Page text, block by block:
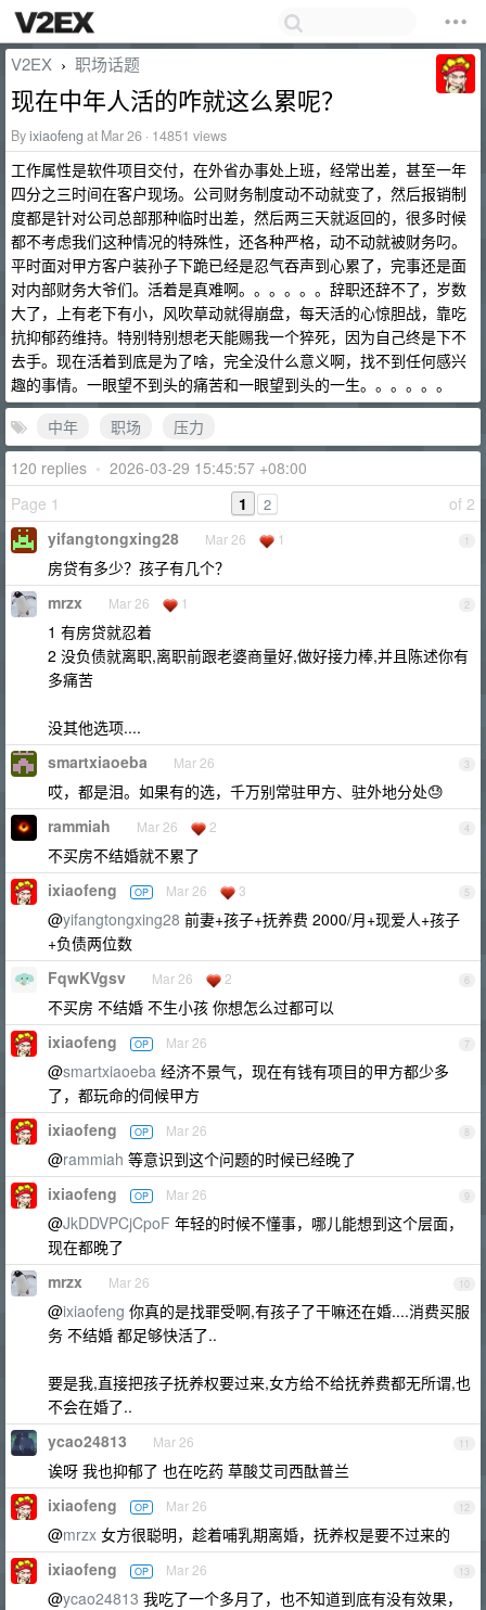
V2EX › 职场话题
现在中年人活的咋就这么累呢？
Byixiaofeng at Mar 26 · 14851 views
工作属性是软件项目交付，在外省办事处上班，经常出差，甚至一年
四分之三时间在客户现场。公司财务制度动不动就变了，然后报销制
度都是针对公司总部那种临时出差，然后两三天就返回的，很多时候
都不考虑我们这种情况的特殊性，还各种严格，动不动就被财务叼。
平时面对甲方客户装孙子下跪已经是忍气吞声到心累了，完事还是面
对内部财务大爷们。活着是真难啊。。。。。。辞职还辞不了，岁数
大了，上有老下有小，风吹草动就得崩盘，每天活的心惊胆战，靠吃
抗抑郁药维持。特别特别想老天能赐我一个猝死，因为自己终是下不
去手。现在活着到底是为了啥，完全没什么意义啊，找不到任何感兴
趣的事情。一眼望不到头的痛苦和一眼望到头的一生。。。。。。
中年
职场
压力
120 replies • 2026-03-29 15:45:57 +08:00
Page 1
of 2
1 2
1
yifangtongxing28 Mar 26 1
房贷有多少？孩子有几个？
2
mrzx Mar 26 1
1 有房贷就忍着
2 没负债就离职,离职前跟老婆商量好,做好接力棒,并且陈述你有
多痛苦
没其他选项....
3
smartxiaoeba Mar 26
哎，都是泪。如果有的选，千万别常驻甲方、驻外地分处😓
4
rammiah Mar 26 2
不买房不结婚就不累了
5
ixiaofeng OP Mar 26 3
@yifangtongxing28 前妻+孩子+抚养费 2000/月+现爱人+孩子
+负债两位数
6
FqwKVgsv Mar 26 2
不买房 不结婚 不生小孩 你想怎么过都可以
7
ixiaofeng OP Mar 26
@smartxiaoeba 经济不景气，现在有钱有项目的甲方都少多
了，都玩命的伺候甲方
8
ixiaofeng OP Mar 26
@rammiah 等意识到这个问题的时候已经晚了
9
ixiaofeng OP Mar 26
@JkDDVPCjCpoF 年轻的时候不懂事，哪儿能想到这个层面，
现在都晚了
10
mrzx Mar 26
@ixiaofeng 你真的是找罪受啊,有孩子了干嘛还在婚....消费买服
务 不结婚 都足够快活了..
要是我,直接把孩子抚养权要过来,女方给不给抚养费都无所谓,也
不会在婚了..
11
ycao24813 Mar 26
诶呀 我也抑郁了 也在吃药 草酸艾司西酞普兰
12
ixiaofeng OP Mar 26
@mrzx 女方很聪明，趁着哺乳期离婚，抚养权是要不过来的
13
ixiaofeng OP Mar 26
@ycao24813 我吃了一个多月了，也不知道到底有没有效果，